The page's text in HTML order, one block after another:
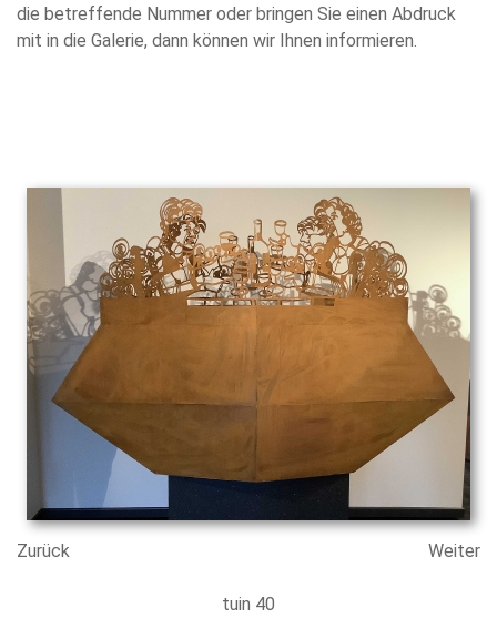
die betreffende Nummer oder bringen Sie einen Abdruck
mit in die Galerie, dann können wir Ihnen informieren.
Zurück Weiter
tuin 40